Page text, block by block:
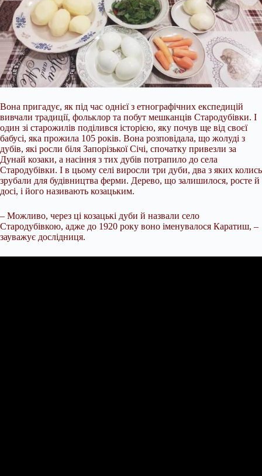
Вона пригадує, як під час однієї з етнографічних експедицій
вивчали традиції, фольклор та побут мешканців Стародубівки. І
один зі старожилів поділився історією, яку почув ще від своєї
бабусі, яка прожила 105 років. Вона розповідала, що жолуді з
дубів, які росли біля Запорізької Січі, спочатку привезли за
Дунай козаки, а насіння з тих дубів потрапило до села
Стародубівки. І в цьому селі виросли три дуби, два з яких колись
зрубали для будівництва ферми. Дерево, що залишилося, росте й
досі, і його називають козацьким.
– Можливо, через ці козацькі дуби й назвали село
Стародубівкою, адже до 1920 року воно іменувалося Каратиш, –
зауважує дослідниця.